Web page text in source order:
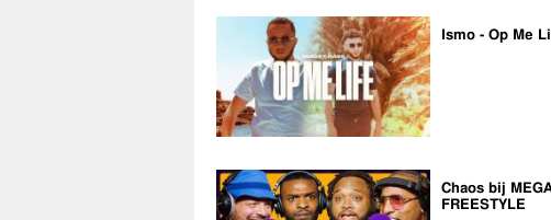
Ismo - Op Me
Chaos bij
FREESTYLE